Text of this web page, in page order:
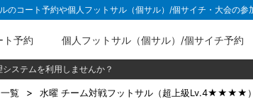
のコート予約や個人フットサル（個サル）/個サイチ・大会の参
ト予約 個人フットサル（個サル）/個サイチ予約
ステムを利用しませんか？
覧 水曜 チーム対戦フットサル（超上級Lv.4★★★★